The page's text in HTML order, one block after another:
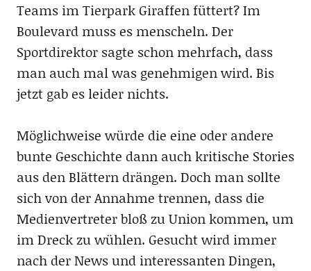
Teams im Tierpark Giraffen füttert? Im
Boulevard muss es menscheln. Der
Sportdirektor sagte schon mehrfach, dass
man auch mal was genehmigen wird. Bis
jetzt gab es leider nichts.
Möglichweise würde die eine oder andere
bunte Geschichte dann auch kritische Stories
aus den Blättern drängen. Doch man sollte
sich von der Annahme trennen, dass die
Medienvertreter bloß zu Union kommen, um
im Dreck zu wühlen. Gesucht wird immer
nach der News und interessanten Dingen,